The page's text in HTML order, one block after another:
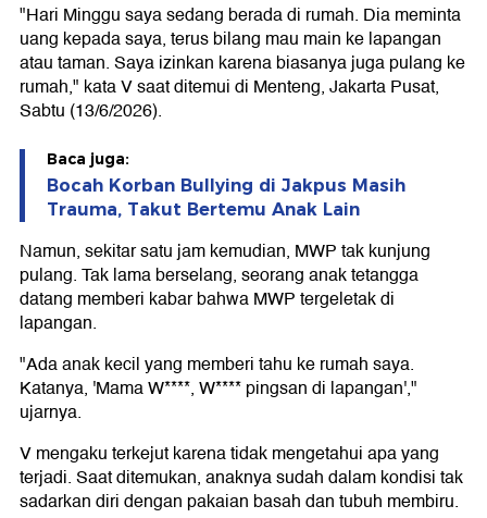
"Hari Minggu saya sedang berada di rumah. Dia meminta
uang kepada saya, terus bilang mau main ke lapangan
atau taman. Saya izinkan karena biasanya juga pulang ke
rumah," kata V saat ditemui di Menteng, Jakarta Pusat,
Sabtu (13/6/2026).
Baca juga:
Bocah Korban Bullying di Jakpus Masih
Trauma, Takut Bertemu Anak Lain
Namun, sekitar satu jam kemudian, MWP tak kunjung
pulang. Tak lama berselang, seorang anak tetangga
datang memberi kabar bahwa MWP tergeletak di
lapangan.
"Ada anak kecil yang memberi tahu ke rumah saya.
Katanya, 'Mama W****, W**** pingsan di lapangan',"
ujarnya.
V mengaku terkejut karena tidak mengetahui apa yang
terjadi. Saat ditemukan, anaknya sudah dalam kondisi tak
sadarkan diri dengan pakaian basah dan tubuh membiru.